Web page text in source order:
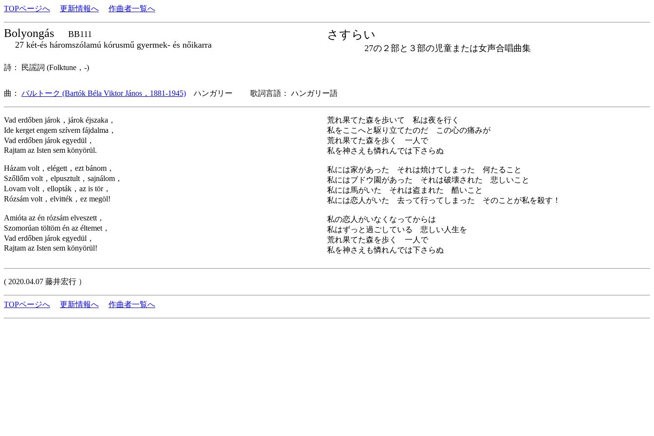
TOPページへ 更新情報へ 作曲者一覧へ
Bolyongás
BB111
27 két-és háromszólamú kórusmű gyermek- és nőikarra
さすらい
27の２部と３部の児童または女声合唱曲集
詩： 民謡詞 (Folktune，-)
曲： バルトーク (Bartók Béla Viktor János，1881-1945) ハンガリー 歌詞言語： ハンガリー語
Vad erdőben járok，járok éjszaka，
Ide kerget engem szívem fájdalma，
Vad erdőben járok egyedül，
Rajtam az Isten sem könyörül.
Házam volt，elégett，ezt bánom，
Szőllőm volt，elpusztult，sajnálom，
Lovam volt，ellopták，az is tör，
Rózsám volt，elvitték，ez megöl!
Amióta az én rózsám elveszett，
Szomorúan töltöm én az éltemet，
Vad erdőben járok egyedül，
Rajtam az Isten sem könyörül!
荒れ果てた森を歩いて 私は夜を行く
私をここへと駆り立てたのだ この心の痛みが
荒れ果てた森を歩く 一人で
私を神さえも憐れんでは下さらぬ
私には家があった それは焼けてしまった 何たること
私にはブドウ園があった それは破壊された 悲しいこと
私には馬がいた それは盗まれた 酷いこと
私には恋人がいた 去って行ってしまった そのことが私を殺す！
私の恋人がいなくなってからは
私はずっと過ごしている 悲しい人生を
荒れ果てた森を歩く 一人で
私を神さえも憐れんでは下さらぬ
( 2020.04.07 藤井宏行 ）
TOPページへ 更新情報へ 作曲者一覧へ